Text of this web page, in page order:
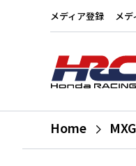
メディア登録 メデ
Home